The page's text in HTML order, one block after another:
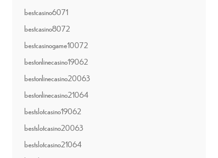
bestcasino6071
bestcasino8072
bestcasinogame10072
bestonlinecasino19062
bestonlinecasino20063
bestonlinecasino21064
bestslotcasino19062
bestslotcasino20063
bestslotcasino21064